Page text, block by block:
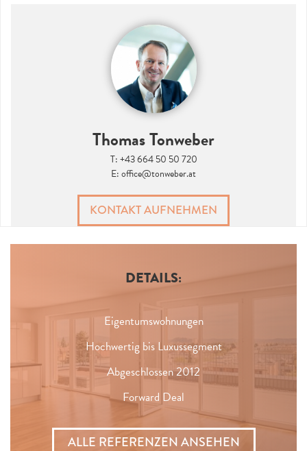
Thomas Tonweber
T:+43 664 50 50 720
E:office@tonweber.at
KONTAKT AUFNEHMEN
DETAILS:
Eigentumswohnungen
Hochwertig bis Luxussegment
Abgeschlossen 2012
Forward Deal
ALLE REFERENZEN ANSEHEN